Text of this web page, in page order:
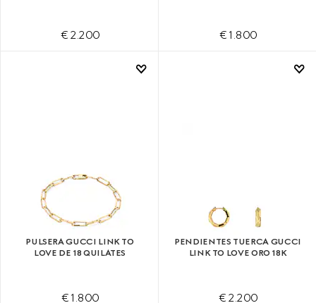
€ 2.200 € 1.800
PULSERA GUCCI LINK TO
LOVE DE 18 QUILATES
€ 1.800
PENDIENTES TUERCA GUCCI
LINK TO LOVE ORO 18K
€ 2.200